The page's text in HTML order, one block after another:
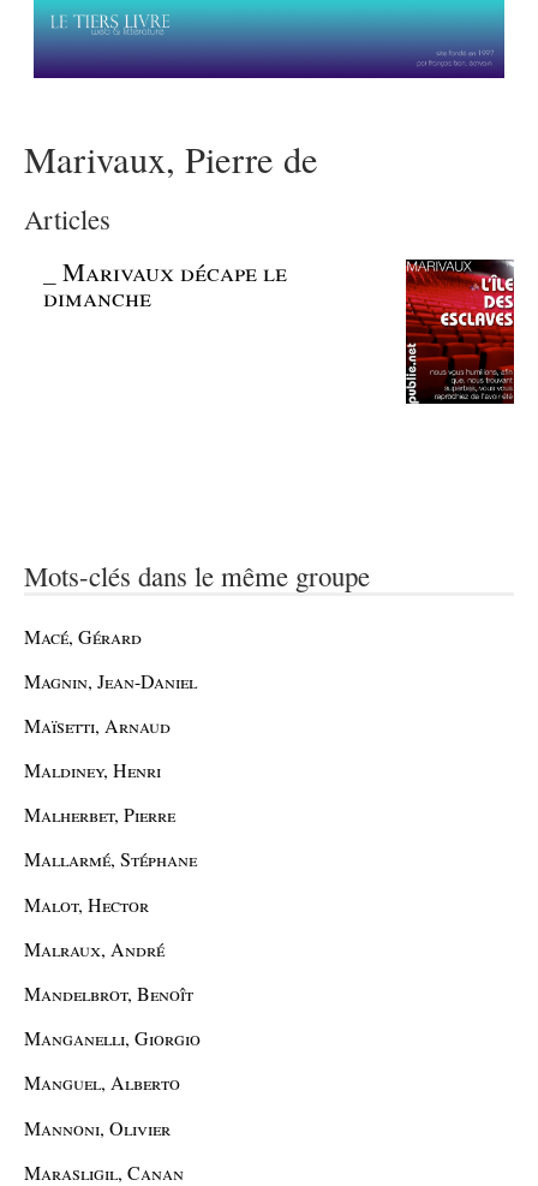
Marivaux, Pierre de
Articles
_Marivaux décape le
dimanche
Mots-clés dans le même groupe
Macé, Gérard
Magnin, Jean-Daniel
Maïsetti, Arnaud
Maldiney, Henri
Malherbet, Pierre
Mallarmé, Stéphane
Malot, Hector
Malraux, André
Mandelbrot, Benoît
Manganelli, Giorgio
Manguel, Alberto
Mannoni, Olivier
Marasligil, Canan